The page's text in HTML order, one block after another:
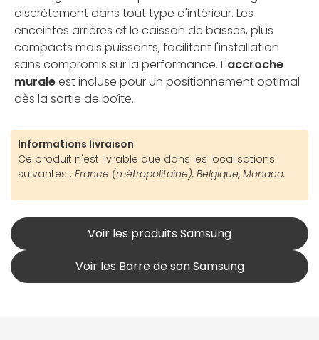
discrètement dans tout type d'intérieur. Les
enceintes arrières et le caisson de basses, plus
compacts mais puissants, facilitent l'installation
sans compromis sur la performance. L'accroche
muraleest incluse pour un positionnement optimal
dès la sortie de boîte.
Informations livraison
Ce produit n'est livrable que dans les localisations
suivantes : France (métropolitaine), Belgique, Monaco.
Voir les produits Samsung
Voir les Barre de son Samsung